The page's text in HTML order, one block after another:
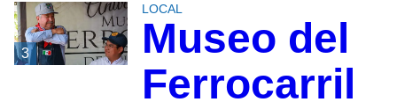
3
LOCAL
Museo del
Ferrocarril